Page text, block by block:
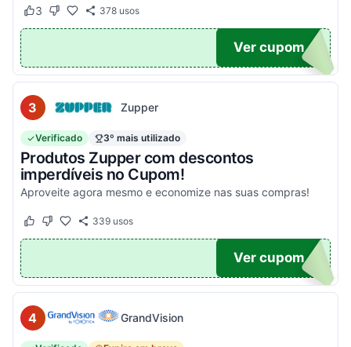
Este cupom funcionou
3 Este cupom não funcionou
378usos
OM25
Ver cupom
3 Zupper
Verificado 3º mais utilizado
Produtos Zupper com descontos
imperdíveis no Cupom!
Aproveite agora mesmo e economize nas suas compras!
Este cupom funcionou
Este cupom não funcionou
339usos
Ver cupom
4 GrandVision